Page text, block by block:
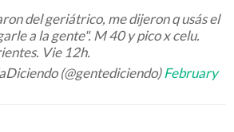
del geriátrico, me dijeron q usás el
a la gente". M 40 y pico x celu.
Vie 12h.
(@gentediciendo)February